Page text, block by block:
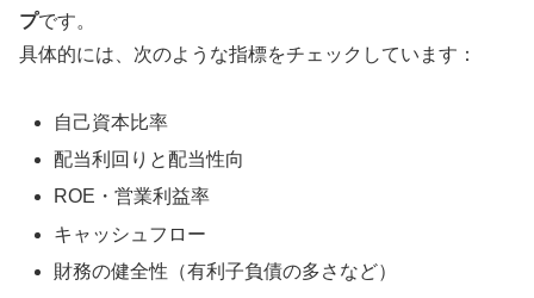
プです。
具体的には、次のような指標をチェックしています：
自己資本比率
配当利回りと配当性向
ROE・営業利益率
キャッシュフロー
財務の健全性（有利子負債の多さなど）